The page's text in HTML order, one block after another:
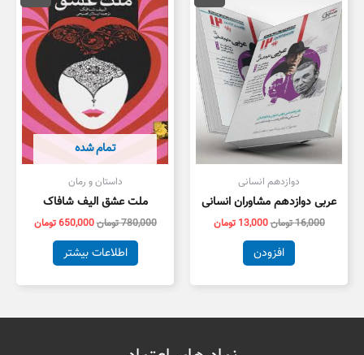
دوازدهم انسانی
عربی دوازدهم مشاوران انسانی
16,000تومان
16,000 تومان
بود.
13,000 تومان
13,000 تومان
است.
افزودن
تمام شده
داستان و رمان
ملت عشق الیف شافاک
780,000تومان
780,000 تومان
بود.
650,000تومان
است.
اطلاعات بیشتر